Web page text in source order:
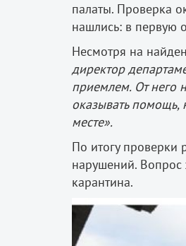
палаты. Проверка
нашлись: в первую
Несмотря на
директор
приемлем. От него
оказывать помощь,
месте».
По итогу проверки
нарушений. Вопрос
карантина.